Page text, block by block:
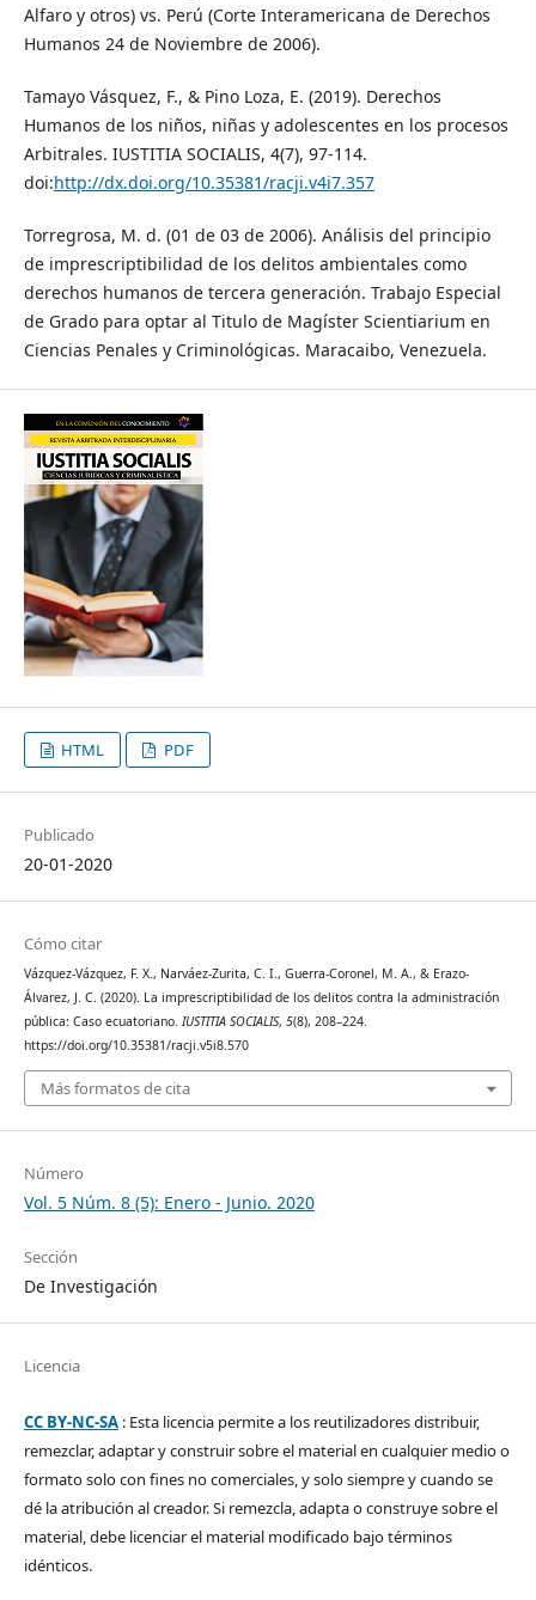
Alfaro y otros) vs. Perú (Corte Interamericana de Derechos
Humanos 24 de Noviembre de 2006).
Tamayo Vásquez, F., & Pino Loza, E. (2019). Derechos
Humanos de los niños, niñas y adolescentes en los procesos
Arbitrales. IUSTITIA SOCIALIS, 4(7), 97-114.
doi:http://dx.doi.org/10.35381/racji.v4i7.357
Torregrosa, M. d. (01 de 03 de 2006). Análisis del principio
de imprescriptibilidad de los delitos ambientales como
derechos humanos de tercera generación. Trabajo Especial
de Grado para optar al Titulo de Magíster Scientiarium en
Ciencias Penales y Criminológicas. Maracaibo, Venezuela.
HTML PDF
Publicado
20-01-2020
Cómo citar
Vázquez-Vázquez, F. X., Narváez-Zurita, C. I., Guerra-Coronel, M. A., & Erazo-
Álvarez, J. C. (2020). La imprescriptibilidad de los delitos contra la administración
pública: Caso ecuatoriano. IUSTITIA SOCIALIS, 5(8), 208–224.
https://doi.org/10.35381/racji.v5i8.570
Más formatos de cita
Número
Vol. 5 Núm. 8 (5): Enero - Junio. 2020
Sección
De Investigación
Licencia
CC BY-NC-SA: Esta licencia permite a los reutilizadores distribuir,
remezclar, adaptar y construir sobre el material en cualquier medio o
formato solo con fines no comerciales, y solo siempre y cuando se
dé la atribución al creador. Si remezcla, adapta o construye sobre el
material, debe licenciar el material modificado bajo términos
idénticos.